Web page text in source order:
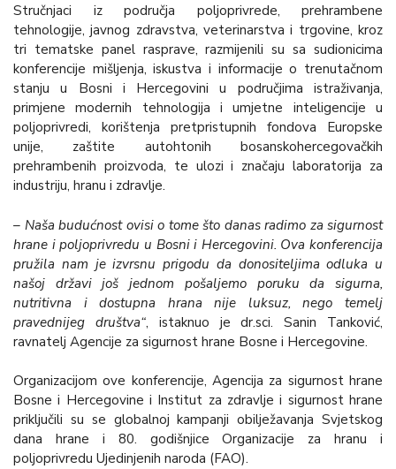
Stručnjaci iz područja poljoprivrede, prehrambene
tehnologije, javnog zdravstva, veterinarstva i trgovine, kroz
tri tematske panel rasprave, razmijenili su sa sudionicima
konferencije mišljenja, iskustva i informacije o trenutačnom
stanju u Bosni i Hercegovini u područjima istraživanja,
primjene modernih tehnologija i umjetne inteligencije u
poljoprivredi, korištenja pretpristupnih fondova Europske
unije, zaštite autohtonih bosanskohercegovačkih
prehrambenih proizvoda, te ulozi i značaju laboratorija za
industriju, hranu i zdravlje.
– Naša budućnost ovisi o tome što danas radimo za sigurnost
hrane i poljoprivredu u Bosni i Hercegovini. Ova konferencija
pružila nam je izvrsnu prigodu da donositeljima odluka u
našoj državi još jednom pošaljemo poruku da sigurna,
nutritivna i dostupna hrana nije luksuz, nego temelj
pravednijeg društva“, istaknuo je dr.sci. Sanin Tanković,
ravnatelj Agencije za sigurnost hrane Bosne i Hercegovine.
Organizacijom ove konferencije, Agencija za sigurnost hrane
Bosne i Hercegovine i Institut za zdravlje i sigurnost hrane
priključili su se globalnoj kampanji obilježavanja Svjetskog
dana hrane i 80. godišnjice Organizacije za hranu i
poljoprivredu Ujedinjenih naroda (FAO).